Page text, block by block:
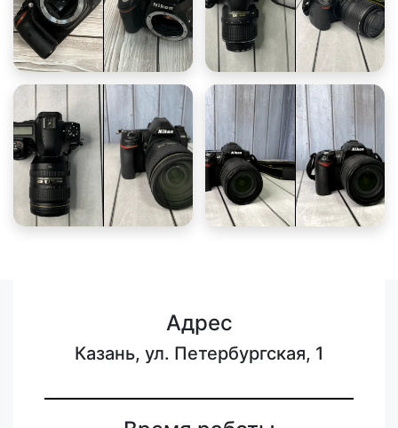
Адрес
Казань, ул. Петербургская, 1